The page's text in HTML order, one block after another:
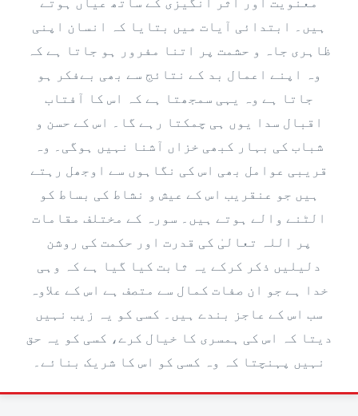
معنویت اور اثر انگیزی کے ساتھ عیاں ہوتے
ہیں۔ ابتدائی آیات میں بتایا کہ انسان اپنی
ظاہری جاہ و حشمت پر اتنا مفرور ہو جاتا ہے کہ
وہ اپنے اعمال بد کے نتائج سے بھی بےفکر ہو
جاتا ہے وہ یہی سمجھتا ہے کہ اس کا آفتاب
اقبال سدا یوں ہی چمکتا رہے گا۔ اس کے حسن و
شباب کی بہار کبھی خزاں آشنا نہیں ہوگی۔ وہ
قریبی عوامل بھی اس کی نگاہوں سے اوجھل رہتے
ہیں جو عنقریب اس کے عیش و نشاط کی بساط کو
الٹنے والے ہوتے ہیں۔ سورہ کے مختلف مقامات
پر اللہ تعالیٰ کی قدرت اور حکمت کی روشن
دلیلیں ذکر کرکے یہ ثابت کیا گیا ہے کہ وہی
خدا ہے جو ان صفات کمال سے متصف ہے اس کے علاوہ
سب اس کے عاجز بندے ہیں۔ کسی کو یہ زیب نہیں
دیتا کہ اس کی ہمسری کا خیال کرے، کسی کو یہ حق
نہیں پہنچتا کہ وہ کسی کو اس کا شریک بنائے۔